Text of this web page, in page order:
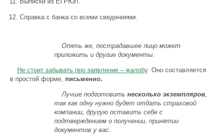
Справка с банка со всеми сведениями.
Опять же, пострадавшее лицо может
приложить и другие документы.
Не стоит забывать про заявление – жалобу. Оно составляется
в простой форме, письменно.
Лучше подготовить несколько экземпляров,
так как одну нужно будет отдать страховой
компании, другую оставить себе с
подтверждением о получении, принятии
документов у вас.